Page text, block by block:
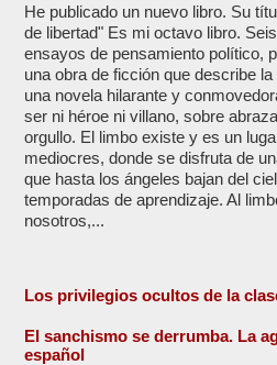
He publicado un nuevo libro. Su
de libertad" Es mi octavo libro.
ensayos de pensamiento político,
una obra de ficción que describe
una novela hilarante y
ser ni héroe ni villano, sobre
orgullo. El limbo existe y es un
mediocres, donde se disfruta de
que hasta los ángeles bajan del
temporadas de aprendizaje. Al
nosotros,...
Los privilegios ocultos de la
El sanchismo se derrumba. La
español